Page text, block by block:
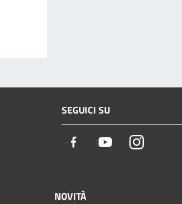
SEGUICI SU
Facebook YoutubeInstagram
NOVITÀ